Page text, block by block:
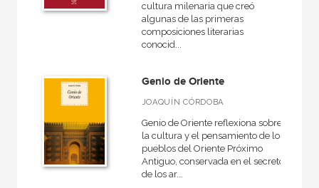
cultura milenaria que creó
algunas de las primeras
composiciones literarias
conocid...
Genio de Oriente
JOAQUÍN CÓRDOBA
Genio de Oriente reflexiona sobre
la cultura y el pensamiento de los
pueblos del Oriente Próximo
Antiguo, conservada en el secreto
de los ar...